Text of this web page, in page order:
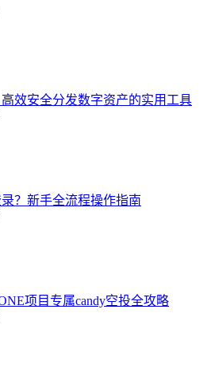
效安全分发数字资产的实用工具
？新手全流程操作指南
项目专属candy空投全攻略